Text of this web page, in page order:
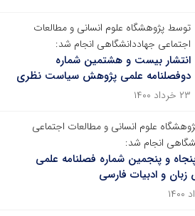
توسط پژوهشگاه علوم انسانی و مطالعات
اجتماعی جهاددانشگاهی انجام شد:
انتشار بیست و هشتمین شماره
دوفصلنامه علمی پژوهش سیاست نظری
۲۳ خرداد ۱۴۰۰
علوم انسانی و مطالعات اجتماعی
انجام شد:
و پنجمین شماره فصلنامه علمی
و ادبیات فارسی